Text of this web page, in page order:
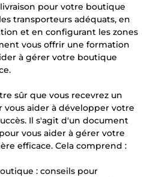
pour votre boutique
transporteurs adéquats, en
et en configurant les zones
vous offrir une formation
à gérer votre boutique
sûr que vous recevrez un
aider à développer votre
Il s'agit d'un document
vous aider à gérer votre
efficace. Cela comprend :
: conseils pour